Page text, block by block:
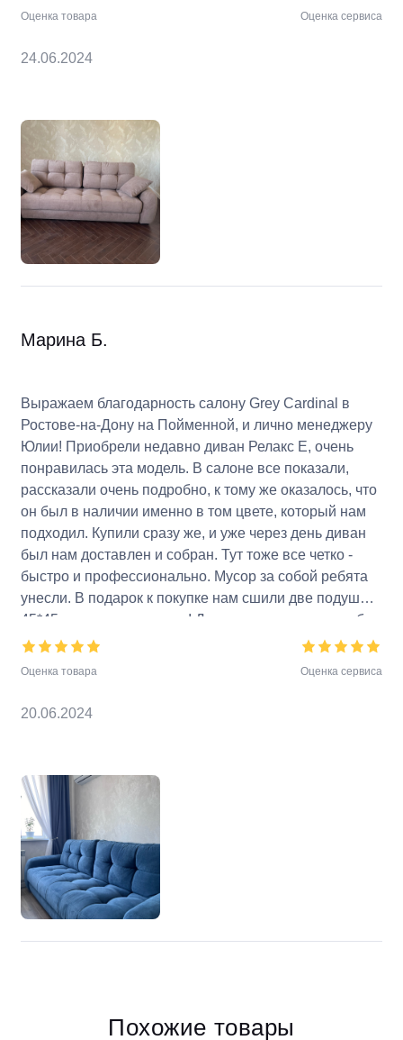
Оценка товара Оценка сервиса
24.06.2024
Марина Б.
Выражаем благодарность салону Grey Cardinal в
Ростове-на-Дону на Пойменной, и лично менеджеру
Юлии! Приобрели недавно диван Релакс Е, очень
понравилась эта модель. В салоне все показали,
рассказали очень подробно, к тому же оказалось, что
он был в наличии именно в том цвете, который нам
подходил. Купили сразу же, и уже через день диван
был нам доставлен и собран. Тут тоже все четко -
быстро и профессионально. Мусор за собой ребята
унесли. В подарок к покупке нам сшили две подушки
45*45, это очень приятно! Диван радует, очень удобно
и для отдыха перед телевизором, и для сна!
Оценка товара Оценка сервиса
20.06.2024
Похожие товары